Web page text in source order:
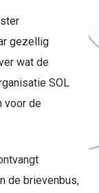
gezellig
wat de
SOL
voor de
de brievenbus,